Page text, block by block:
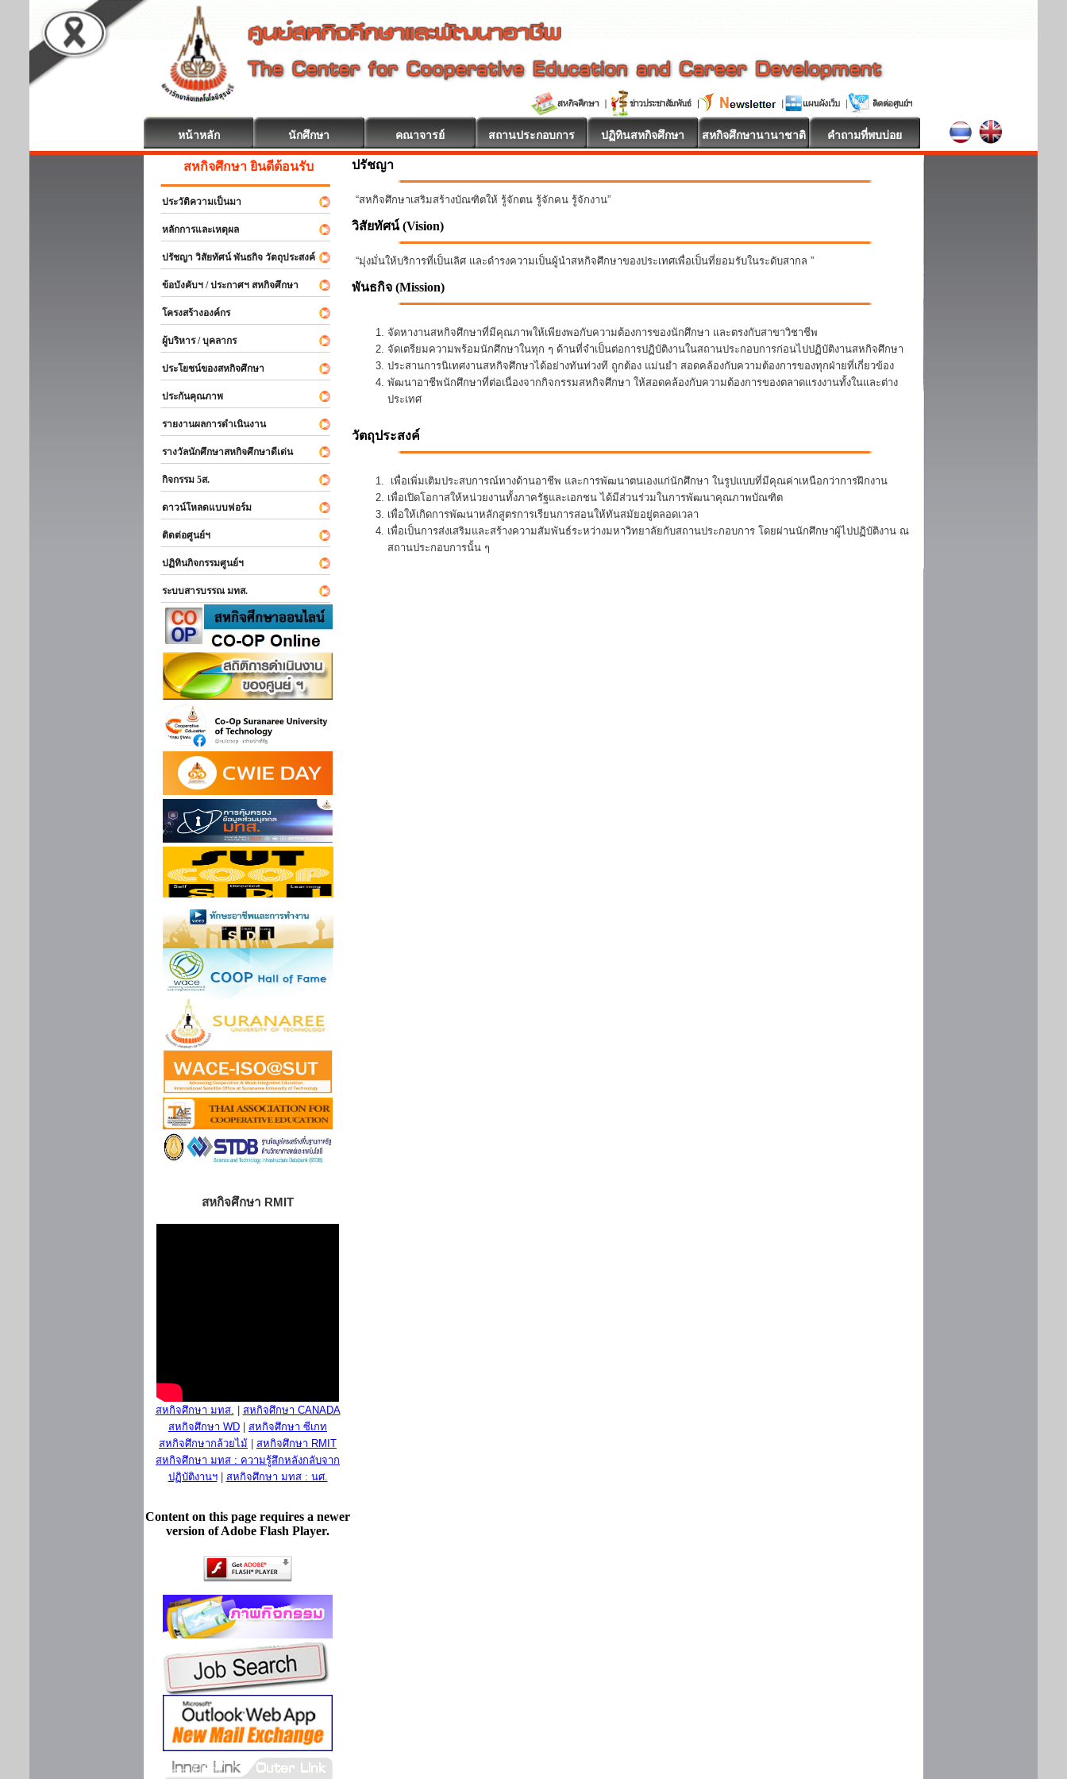
หน้าหลัก นักศึกษา คณาจารย์ สถานประกอบการ ปฏิทินสหกิจศึกษา สหกิจศึกษานานาชาติ คำถามที่พบบ่อย
สหกิจศึกษา ยินดีต้อนรับ
ประวัติความเป็นมา
หลักการและเหตุผล
ปรัชญา วิสัยทัศน์ พันธกิจ วัตถุประสงค์
ข้อบังคับฯ / ประกาศฯ สหกิจศึกษา
โครงสร้างองค์กร
ผู้บริหาร / บุคลากร
ประโยชน์ของสหกิจศึกษา
ประกันคุณภาพ
รายงานผลการดำเนินงาน
รางวัลนักศึกษาสหกิจศึกษาดีเด่น
กิจกรรม 5ส.
ดาวน์โหลดแบบฟอร์ม
ติดต่อศูนย์ฯ
ปฏิทินกิจกรรมศูนย์ฯ
ระบบสารบรรณ มทส.
สหกิจศึกษา RMIT
สหกิจศึกษา มทส.
สหกิจศึกษา CANADA
สหกิจศึกษา WD
สหกิจศึกษา ซีเกท
สหกิจศึกษากล้วยไม้
สหกิจศึกษา RMIT
สหกิจศึกษา มทส : ความรู้สึกหลังกลับจาก
ปฏิบัติงานฯ| สหกิจศึกษา มทส : นศ.
Content on this page requires a newer
version of Adobe Flash Player.
ปรัชญา
“สหกิจศึกษาเสริมสร้างบัณฑิตให้ รู้จักตน รู้จักคน รู้จักงาน”
วิสัยทัศน์ (Vision)
“มุ่งมั่นให้บริการที่เป็นเลิศ และดำรงความเป็นผู้นำสหกิจศึกษาของประเทศเพื่อเป็นที่ยอมรับในระดับสากล ”
พันธกิจ (Mission)
จัดหางานสหกิจศึกษาที่มีคุณภาพให้เพียงพอกับความต้องการของนักศึกษา และตรงกับสาขาวิชาชีพ
จัดเตรียมความพร้อมนักศึกษาในทุก ๆ ด้านที่จำเป็นต่อการปฏิบัติงานในสถานประกอบการก่อนไปปฏิบัติงานสหกิจศึกษา
ประสานการนิเทศงานสหกิจศึกษาได้อย่างทันท่วงที ถูกต้อง แม่นยำ สอดคล้องกับความต้องการของทุกฝ่ายที่เกี่ยวข้อง
พัฒนาอาชีพนักศึกษาที่ต่อเนื่องจากกิจกรรมสหกิจศึกษา ให้สอดคล้องกับความต้องการของตลาดแรงงานทั้งในและต่าง
ประเทศ
วัตถุประสงค์
เพื่อเพิ่มเติมประสบการณ์ทางด้านอาชีพ และการพัฒนาตนเองแก่นักศึกษา ในรูปแบบที่มีคุณค่าเหนือกว่าการฝึกงาน
เพื่อเปิดโอกาสให้หน่วยงานทั้งภาครัฐและเอกชน ได้มีส่วนร่วมในการพัฒนาคุณภาพบัณฑิต
เพื่อให้เกิดการพัฒนาหลักสูตรการเรียนการสอนให้ทันสมัยอยู่ตลอดเวลา
เพื่อเป็นการส่งเสริมและสร้างความสัมพันธ์ระหว่างมหาวิทยาลัยกับสถานประกอบการ โดยผ่านนักศึกษาผู้ไปปฏิบัติงาน ณ
สถานประกอบการนั้น ๆ